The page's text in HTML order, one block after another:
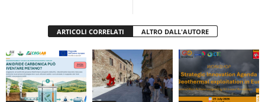
ARTICOLI CORRELATI ALTRO DALL'AUTORE